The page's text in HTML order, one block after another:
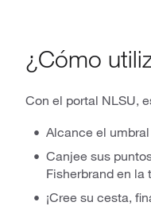
¿Cómo
Con el portal NLSU,
Alcance el
Canjee sus
Fisherbrand en la
¡Cree su cesta,